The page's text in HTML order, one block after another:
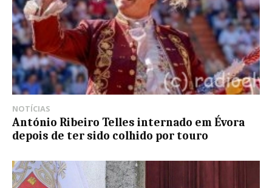
NOTÍCIAS
António Ribeiro Telles internado em Évora
depois de ter sido colhido por touro